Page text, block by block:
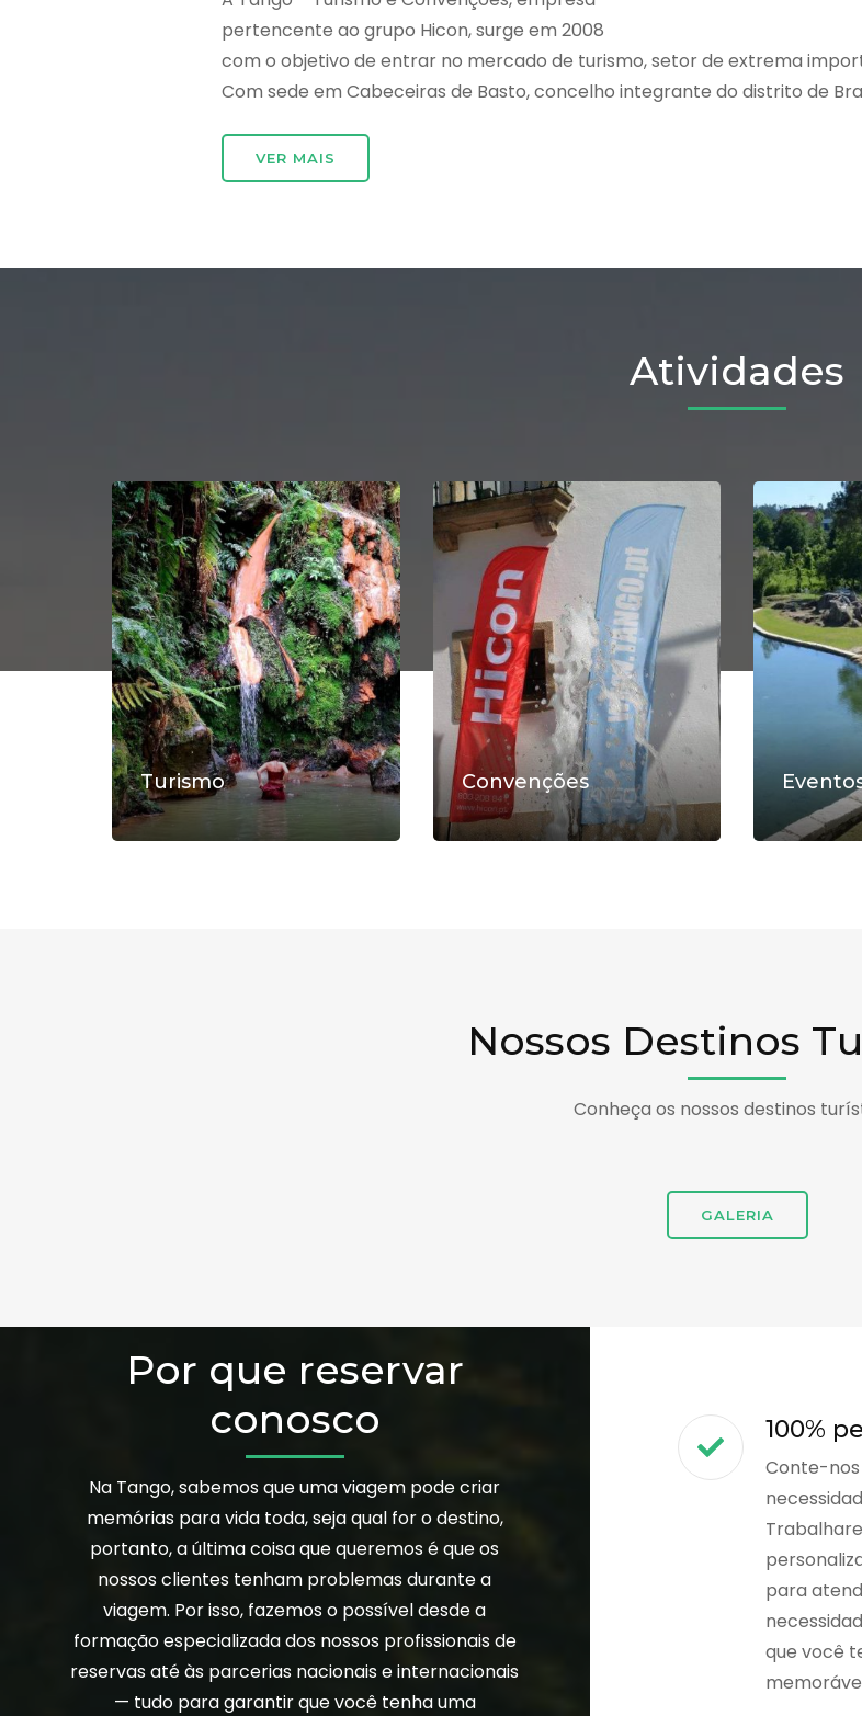
pertencente ao grupo Hicon, surge em 2008
com o objetivo de entrar no mercado de turismo, setor de extrema
Com sede em Cabeceiras de Basto, concelho integrante do distrito de
VER MAIS
Atividades
Turismo Convenções
Nossos Destinos
Conheça os nossos destinos
GALERIA
Por que reservar
conosco
Na Tango, sabemos que uma viagem pode criar
memórias para vida toda, seja qual for o destino,
portanto, a última coisa que queremos é que os
nossos clientes tenham problemas durante a
viagem. Por isso, fazemos o possível desde a
formação especializada dos nossos profissionais de
reservas até às parcerias nacionais e internacionais
— tudo para garantir que você tenha uma
100%
Conte-
para
que você